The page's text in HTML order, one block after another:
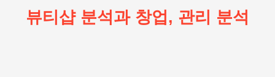
뷰티샵 분석과 창업, 관리 분석